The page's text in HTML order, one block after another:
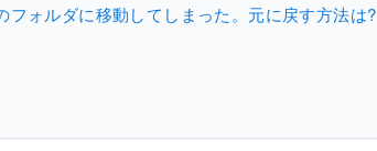
ォルダに移動してしまった。元に戻す方法は?